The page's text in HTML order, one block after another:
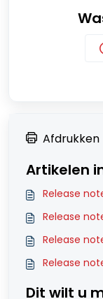
Afdrukken
Artikelen
Release
Release
Release
Release
Dit wilt u